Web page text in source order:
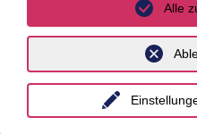
Thailand
Vietnam
Alle